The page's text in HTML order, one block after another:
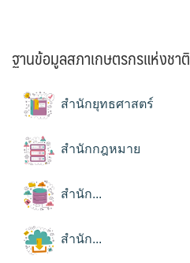
ฐานข้อมูลสภาเกษตรกรแห่งชาติ
สำนักยุทธศาสตร์
สำนักกฎหมาย
สำนัก...
สำนัก...